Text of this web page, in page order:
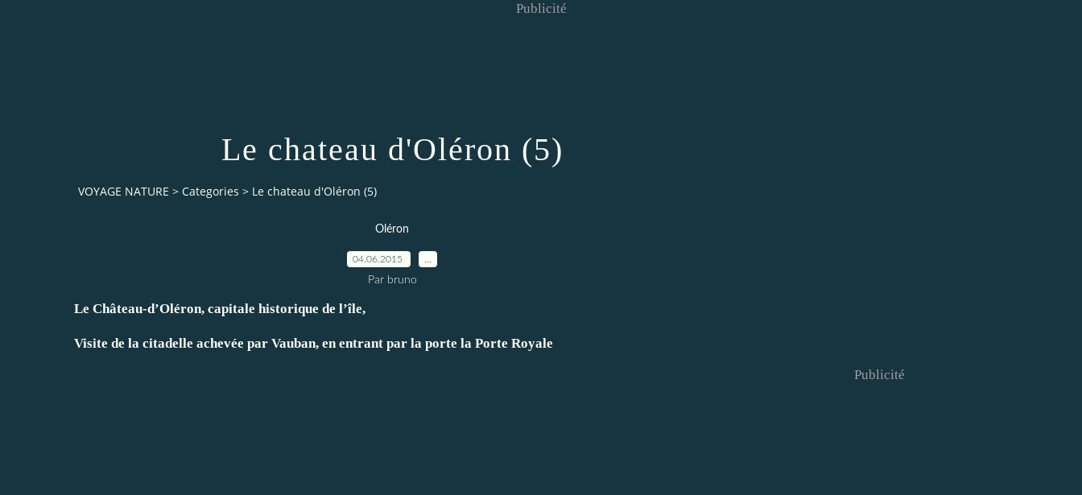
Publicité
Le chateau d'Oléron (5)
VOYAGE NATURE > Categories > Le chateau d'Oléron (5)
Oléron
04.06.2015
Par bruno
Le Château-d’Oléron, capitale historique de l’île,
Visite de la citadelle achevée par Vauban, en entrant par la porte la Porte Royale
Publicité